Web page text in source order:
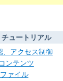
ュートリアル
、アクセス制御
ンテンツ
ァイル